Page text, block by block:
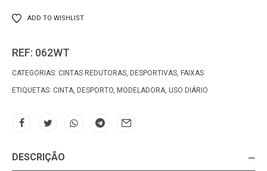
ADD TO WISHLIST
REF: 062WT
CATEGORIAS: CINTAS REDUTORAS, DESPORTIVAS, FAIXAS
ETIQUETAS: CINTA, DESPORTO, MODELADORA, USO DIÁRIO
DESCRIÇÃO